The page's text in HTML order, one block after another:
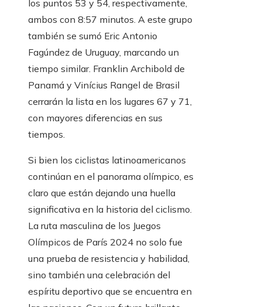
los puntos 53 y 54, respectivamente,
ambos con 8:57 minutos. A este grupo
también se sumó Eric Antonio
Fagúndez de Uruguay, marcando un
tiempo similar. Franklin Archibold de
Panamá y Vinícius Rangel de Brasil
cerrarán la lista en los lugares 67 y 71,
con mayores diferencias en sus
tiempos.
Si bien los ciclistas latinoamericanos
continúan en el panorama olímpico, es
claro que están dejando una huella
significativa en la historia del ciclismo.
La ruta masculina de los Juegos
Olímpicos de París 2024 no solo fue
una prueba de resistencia y habilidad,
sino también una celebración del
espíritu deportivo que se encuentra en